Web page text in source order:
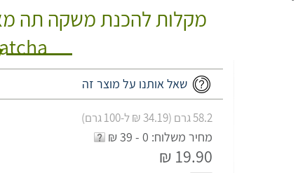
שאל אותנו על מוצר זה
58.2 גרם (34.19 ₪ ל-100 גרם)
מחיר משלוח: 0 - 39 ₪
19.90 ₪